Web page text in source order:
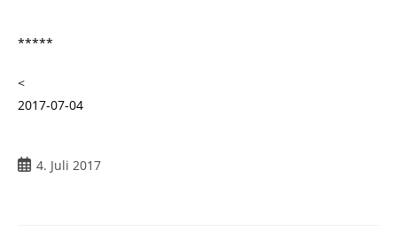
*****
<
2017-07-04
4. Juli 2017